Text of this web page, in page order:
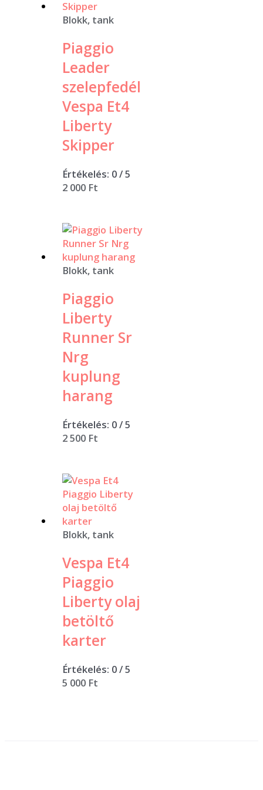
Blokk, tank
Piaggio
Leader
szelepfedél
Vespa Et4
Liberty
Skipper
Értékelés: 0/ 5
2 000 Ft
Blokk, tank
Piaggio
Liberty
Runner Sr
Nrg
kuplung
harang
Értékelés: 0/ 5
2 500 Ft
Blokk, tank
Vespa Et4
Piaggio
Liberty olaj
betöltő
karter
Értékelés: 0/ 5
5 000 Ft